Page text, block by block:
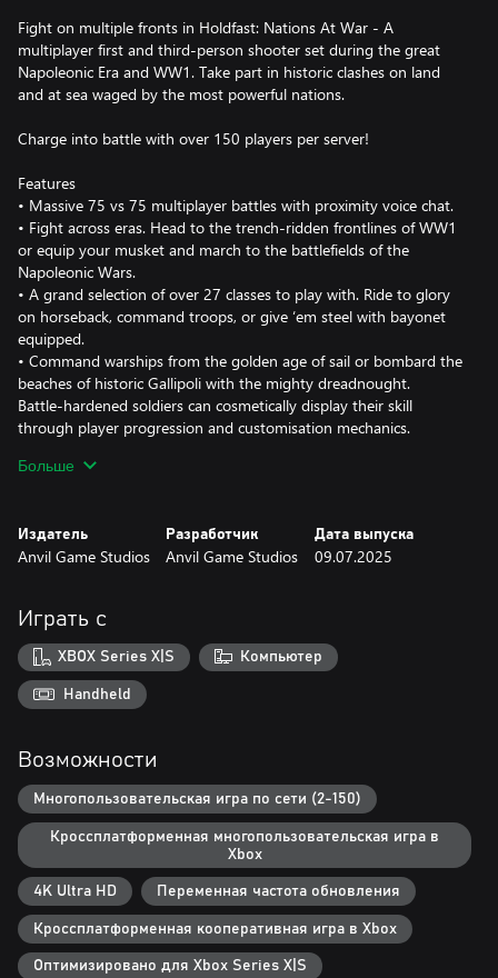
Fight on multiple fronts in Holdfast: Nations At War - A
multiplayer first and third-person shooter set during the great
Napoleonic Era and WW1. Take part in historic clashes on land
and at sea waged by the most powerful nations.
Charge into battle with over 150 players per server!
Features
• Massive 75 vs 75 multiplayer battles with proximity voice chat.
• Fight across eras. Head to the trench-ridden frontlines of WW1
or equip your musket and march to the battlefields of the
Napoleonic Wars.
• A grand selection of over 27 classes to play with. Ride to glory
on horseback, command troops, or give ‘em steel with bayonet
equipped.
• Command warships from the golden age of sail or bombard the
beaches of historic Gallipoli with the mighty dreadnought.
Battle-hardened soldiers can cosmetically display their skill
through player progression and customisation mechanics.
Empire, French Empire, Kingdom of Prussia, Allied Powers and
Holdfast is more than just a game, the community provides an
you.
Больше
Издатель
Anvil Game Studios
Разработчик
Anvil Game Studios
Дата выпуска
09.07.2025
Играть с
XBOX Series X|S Компьютер
Handheld
Возможности
Многопользовательская игра по сети (2-150)
Кроссплатформенная многопользовательская игра в
Xbox
4K Ultra HD Переменная частота обновления
Кроссплатформенная кооперативная игра в Xbox
Оптимизировано для Xbox Series X|S